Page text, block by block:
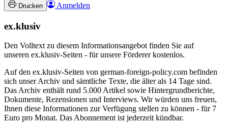
Drucken Anmelden
ex.klusiv
Den Volltext zu diesem Informationsangebot finden Sie auf
unseren ex.klusiv-Seiten - für unsere Förderer kostenlos.
Auf den ex.klusiv-Seiten von german-foreign-policy.com befinden
sich unser Archiv und sämtliche Texte, die älter als 14 Tage sind.
Das Archiv enthält rund 5.000 Artikel sowie Hintergrundberichte,
Dokumente, Rezensionen und Interviews. Wir würden uns freuen,
Ihnen diese Informationen zur Verfügung stellen zu können - für 7
Euro pro Monat. Das Abonnement ist jederzeit kündbar.